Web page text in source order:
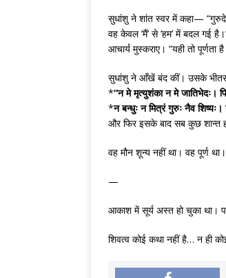
सुधांशु ने शांत स्वर में कहा—
वह केवल ‘मैं’ से ‘हम’ में बदल गई
आचार्य मुस्कराए। “यही तो पूर्णता
सुधांशु ने आँखें बंद कीं। उसके
*“न मे मृत्युशंका न मे जातिभेदः।
*न बन्धुः न मित्रं गुरुः नैव शिष्यः।
और फिर इसके बाद सब कुछ शान्त
वह मौन शून्य नहीं था। वह पूर्ण
—
आकाश में सूर्य अस्त हो चुका था।
शिवत्व कोई कथा नहीं है… न ही